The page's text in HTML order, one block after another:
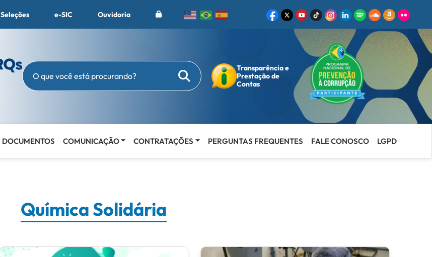
Seleções e-SIC Ouvidoria
O que você está procurando? Buscar
Transparência e
Prestação de
Contas
DOCUMENTOS COMUNICAÇÃO CONTRATAÇÕES PERGUNTAS FREQUENTES FALE CONOSCO LGPD
Química Solidária